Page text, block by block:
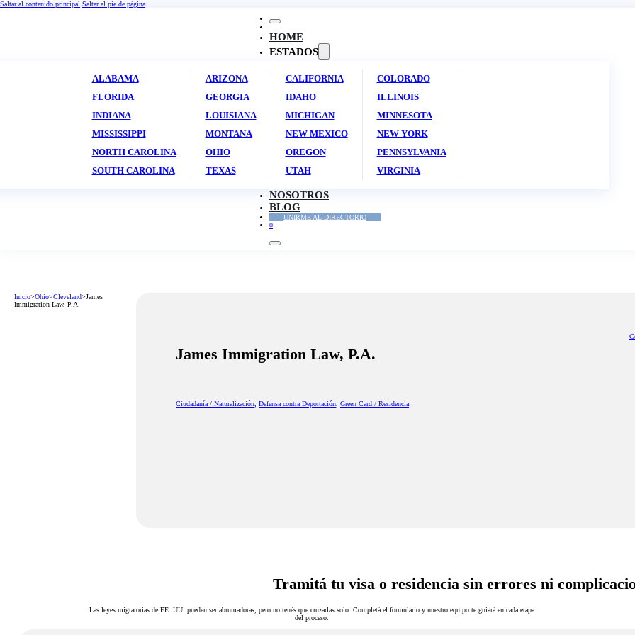
Saltar al contenido principal Saltar al pie de página
HOME
ESTADOS
ALABAMA ARIZONA CALIFORNIA
COLORADO
FLORIDA
GEORGIA IDAHO
ILLINOIS
INDIANA
LOUISIANA MICHIGAN
MINNESOTA
MISSISSIPPI
MONTANA NEW MEXICO
NEW YORK
NORTH CAROLINA
OHIO OREGON
PENNSYLVANIA
SOUTH CAROLINA
TEXAS UTAH VIRGINIA
NOSOTROS
BLOG
UNIRME AL DIRECTORIO
0
Inicio>Ohio>Cleveland>James
Immigration Law, P.A.
James Immigration Law, P.A.
Ciudadanía / Naturalización, Defensa contra Deportación, Green Card / Residencia
Tramitá tu visa o residencia sin errores ni
Las leyes migratorias de EE. UU. pueden ser abrumadoras, pero no tenés que cruzarlas solo. Completá el formulario y nuestro equipo te guiará en cada etapa
del proceso.